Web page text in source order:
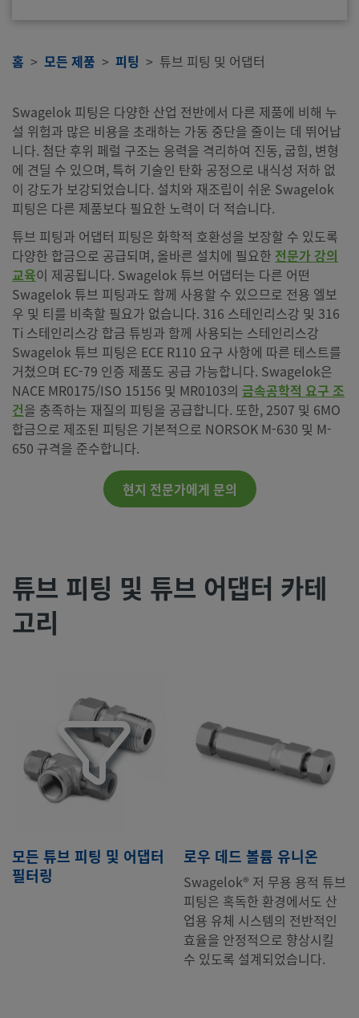
홈 모든 제품 피팅 튜브 피팅 및 어댑터
Swagelok 피팅은 다양한 산업 전반에서 다른 제품에 비해 누
설 위험과 많은 비용을 초래하는 가동 중단을 줄이는 데 뛰어납
니다. 첨단 후위 페럴 구조는 응력을 격리하여 진동, 굽힘, 변형
에 견딜 수 있으며, 특허 기술인 탄화 공정으로 내식성 저하 없
이 강도가 보강되었습니다. 설치와 재조립이 쉬운 Swagelok
피팅은 다른 제품보다 필요한 노력이 더 적습니다.
튜브 피팅과 어댑터 피팅은 화학적 호환성을 보장할 수 있도록
다양한 합금으로 공급되며, 올바른 설치에 필요한 전문가 강의
교육이 제공됩니다. Swagelok 튜브 어댑터는 다른 어떤
Swagelok 튜브 피팅과도 함께 사용할 수 있으므로 전용 엘보
우 및 티를 비축할 필요가 없습니다. 316 스테인리스강 및 316
Ti 스테인리스강 합금 튜빙과 함께 사용되는 스테인리스강
Swagelok 튜브 피팅은 ECE R110 요구 사항에 따른 테스트를
거쳤으며 EC-79 인증 제품도 공급 가능합니다. Swagelok은
NACE MR0175/ISO 15156 및 MR0103의 금속공학적 요구 조
건을 충족하는 재질의 피팅을 공급합니다. 또한, 2507 및 6MO
합금으로 제조된 피팅은 기본적으로 NORSOK M-630 및 M-
650 규격을 준수합니다.
현지 전문가에게 문의
튜브 피팅 및 튜브 어댑터 카테
고리
모든 튜브 피팅 및 어댑터
필터링
로우 데드 볼륨 유니온
Swagelok® 저 무용 용적 튜브
피팅은 혹독한 환경에서도 산
업용 유체 시스템의 전반적인
효율을 안정적으로 향상시킬
수 있도록 설계되었습니다.